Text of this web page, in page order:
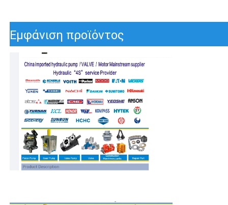
Εμφάνιση προϊόντος